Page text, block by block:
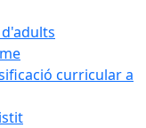
curricular a